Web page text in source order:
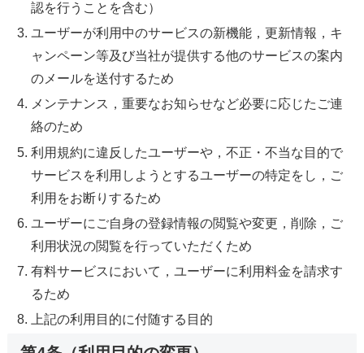
認を行うことを含む）
ユーザーが利用中のサービスの新機能，更新情報，キ
ャンペーン等及び当社が提供する他のサービスの案内
のメールを送付するため
メンテナンス，重要なお知らせなど必要に応じたご連
絡のため
利用規約に違反したユーザーや，不正・不当な目的で
サービスを利用しようとするユーザーの特定をし，ご
利用をお断りするため
ユーザーにご自身の登録情報の閲覧や変更，削除，ご
利用状況の閲覧を行っていただくため
有料サービスにおいて，ユーザーに利用料金を請求す
るため
上記の利用目的に付随する目的